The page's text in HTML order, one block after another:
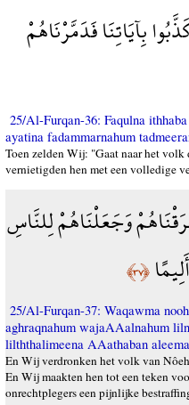
بِآيَاتِنَا فَدَمَّرْنَاهُمْ
25/Al-Furqan-36: Faqulna
ayatina fadammarnahum
Toen zelden Wij: "Gaat naar het
vernietigden hen met een volledige
وَجَعَلْنَاهُمْ لِلنَّاسِ
﴿٣٧﴾
25/Al-Furqan-37: Waqawma
aghraqnahum wajaAAalnahum
lilththalimeena AAathaban
En Wij verdronken het volk van
En Wij maakten hen tot een teken
onrechtplegers een pijnlijke